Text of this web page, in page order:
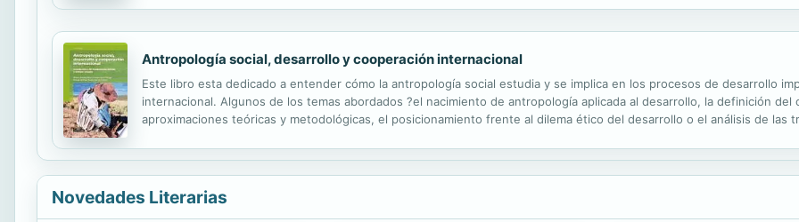
Antropología social, desarrollo y cooperación internacional
Este libro esta dedicado a entender cómo la antropología social estudia y se implica en los procesos de desarrollo
internacional. Algunos de los temas abordados ?el nacimiento de antropología aplicada al desarrollo, la definición
aproximaciones teóricas y metodológicas, el posicionamiento frente al dilema ético del desarrollo o el análisis de las
Novedades Literarias